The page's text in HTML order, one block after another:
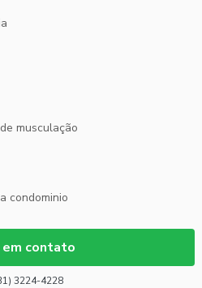
musculação
condominio
profissional
profissional preços
em contato
3224-4228